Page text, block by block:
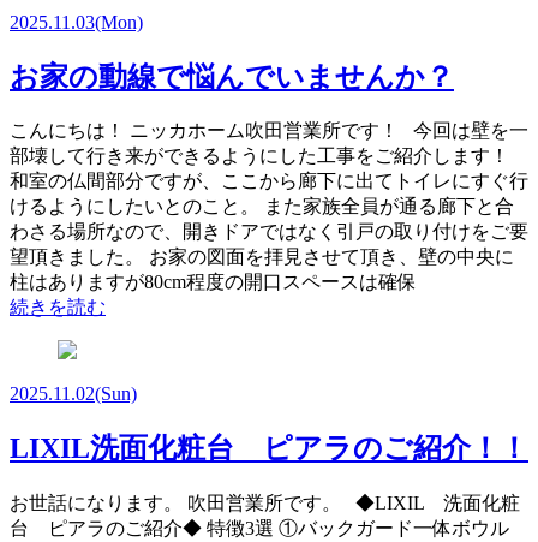
2025.11.03(Mon)
お家の動線で悩んでいませんか？
こんにちは！ ニッカホーム吹田営業所です！ 今回は壁を一
部壊して行き来ができるようにした工事をご紹介します！
和室の仏間部分ですが、ここから廊下に出てトイレにすぐ行
けるようにしたいとのこと。 また家族全員が通る廊下と合
わさる場所なので、開きドアではなく引戸の取り付けをご要
望頂きました。 お家の図面を拝見させて頂き、壁の中央に
柱はありますが80cm程度の開口スペースは確保
続きを読む
2025.11.02(Sun)
LIXIL洗面化粧台 ピアラのご紹介！！
お世話になります。 吹田営業所です。 ◆LIXIL 洗面化粧
台 ピアラのご紹介◆ 特徴3選 ①バックガード一体ボウル